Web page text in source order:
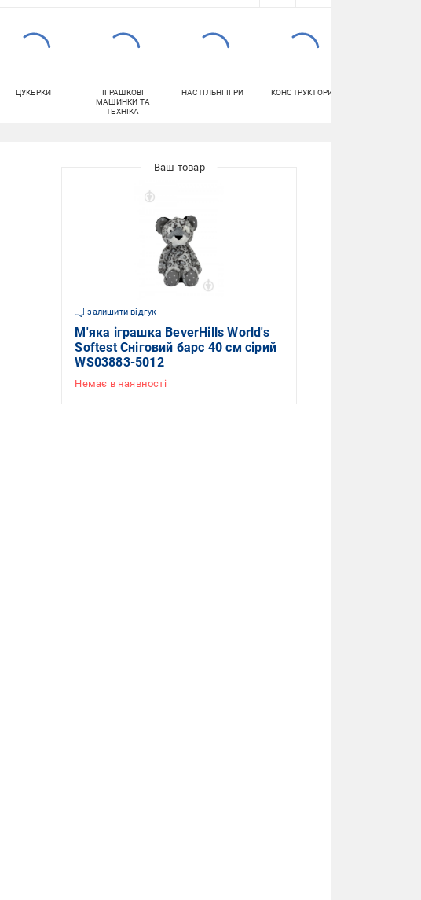
ЦУКЕРКИ
ІГРАШКОВІ
МАШИНКИ ТА
ТЕХНІКА
НАСТІЛЬНІ ІГРИ КОНСТРУКТОРИ
залишити відгук
М'яка іграшка BeverHills World's
Softest Сніговий барс 40 см сірий
WS03883-5012
Немає в наявності